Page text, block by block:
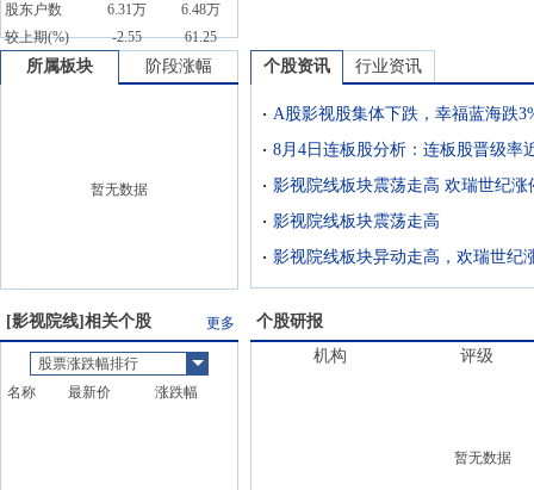
股东户数
6.31万
6.48万
较上期(%)
-2.55 61.25
所属板块 阶段涨幅
暂无数据
个股资讯 行业资讯
A股影视股集体下跌，幸福蓝海跌
影视院线板块震荡走高 欢瑞世纪涨
影视院线板块震荡走高
影视院线板块异动走高，欢瑞世纪
[影视院线]相关个股 更多
股票涨跌幅排行
名称
最新价 涨跌幅
个股研报
机构
评级
暂无数据